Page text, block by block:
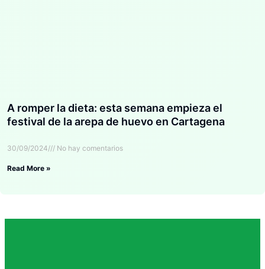
A romper la dieta: esta semana empieza el
festival de la arepa de huevo en Cartagena
30/09/2024 No hay comentarios
Read More »